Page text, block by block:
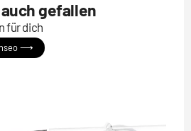
gefallen
für dich
⟶